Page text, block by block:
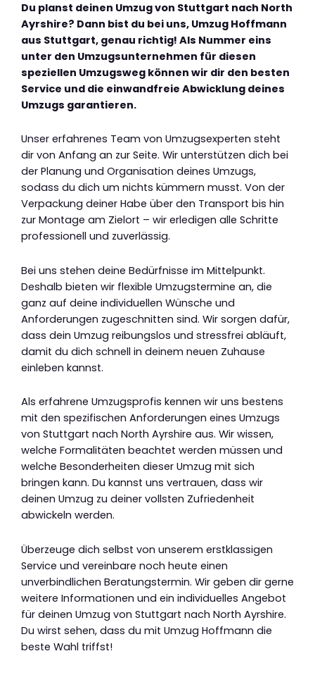
Du planst deinen Umzug von Stuttgart nach North
Ayrshire? Dann bist du bei uns, Umzug Hoffmann
aus Stuttgart, genau richtig! Als Nummer eins
unter den Umzugsunternehmen für diesen
speziellen Umzugsweg können wir dir den besten
Service und die einwandfreie Abwicklung deines
Umzugs garantieren.
Unser erfahrenes Team von Umzugsexperten steht
dir von Anfang an zur Seite. Wir unterstützen dich bei
der Planung und Organisation deines Umzugs,
sodass du dich um nichts kümmern musst. Von der
Verpackung deiner Habe über den Transport bis hin
zur Montage am Zielort – wir erledigen alle Schritte
professionell und zuverlässig.
Bei uns stehen deine Bedürfnisse im Mittelpunkt.
Deshalb bieten wir flexible Umzugstermine an, die
ganz auf deine individuellen Wünsche und
Anforderungen zugeschnitten sind. Wir sorgen dafür,
dass dein Umzug reibungslos und stressfrei abläuft,
damit du dich schnell in deinem neuen Zuhause
einleben kannst.
Als erfahrene Umzugsprofis kennen wir uns bestens
mit den spezifischen Anforderungen eines Umzugs
von Stuttgart nach North Ayrshire aus. Wir wissen,
welche Formalitäten beachtet werden müssen und
welche Besonderheiten dieser Umzug mit sich
bringen kann. Du kannst uns vertrauen, dass wir
deinen Umzug zu deiner vollsten Zufriedenheit
abwickeln werden.
Überzeuge dich selbst von unserem erstklassigen
Service und vereinbare noch heute einen
unverbindlichen Beratungstermin. Wir geben dir gerne
weitere Informationen und ein individuelles Angebot
für deinen Umzug von Stuttgart nach North Ayrshire.
Du wirst sehen, dass du mit Umzug Hoffmann die
beste Wahl triffst!